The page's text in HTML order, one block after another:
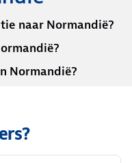
naar Normandië?
Normandië?